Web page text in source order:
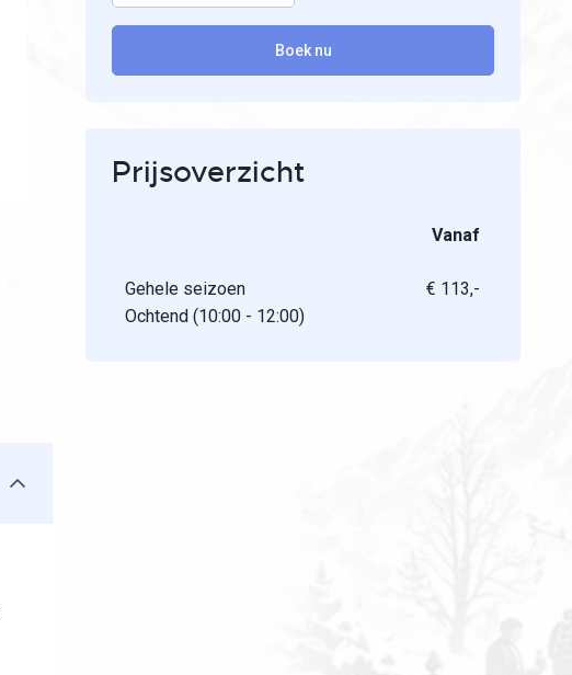
Boek nu
Prijsoverzicht
Vanaf
Gehele seizoen
Ochtend (10:00 - 12:00)
€ 113,-